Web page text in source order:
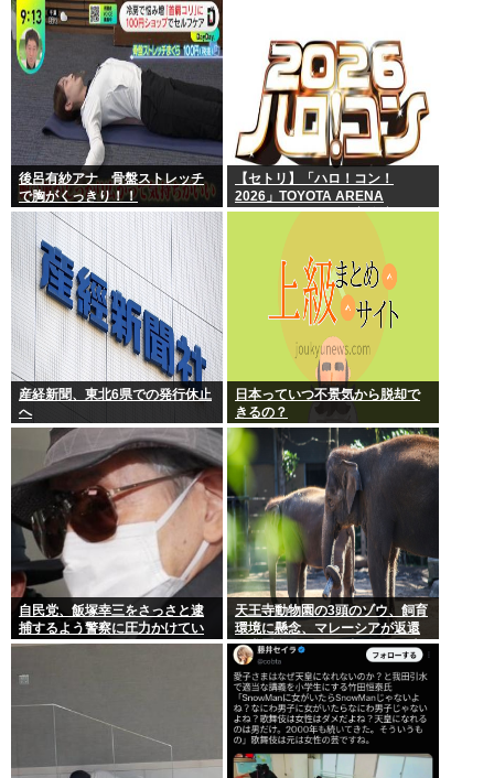
後呂有紗アナ 骨盤ストレッチ
で胸がくっきり！！
【セトリ】「ハロ！コン！
2026」TOYOTA ARENA
TOKYO 8月8日昼・夜公演セッ
産経新聞、東北6県での発行休止
へ
日本っていつ不景気から脱却で
きるの？
自民党、飯塚幸三をさっさと逮
捕するよう警察に圧力かけてい
たwww
天王寺動物園の3頭のゾウ、飼育
環境に懸念、マレーシアが返還
要求署名17万人。酷すぎる日本
の動物園